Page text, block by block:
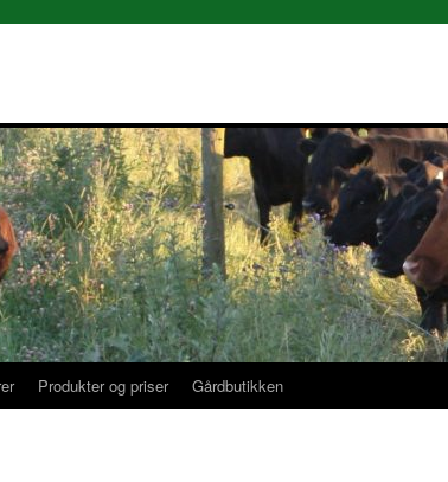
Produkter og priser Gårdbutikken